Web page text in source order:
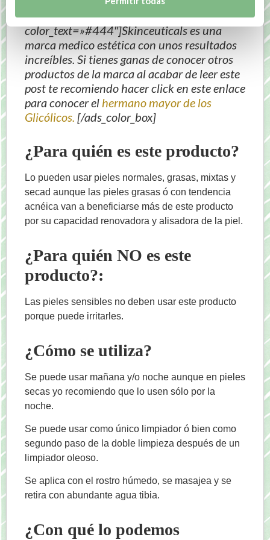
[ads_color_box color_background=»#eee»
color_text=»#444″]Skinceuticals es una
marca medico estética con unos resultados
increíbles. Si tienes ganas de conocer otros
productos de la marca al acabar de leer este
post te recomiendo hacer click en este enlace
para conocer el hermano mayor de los
Glicólicos. [/ads_color_box]
¿Para quién es este producto?
Lo pueden usar pieles normales, grasas, mixtas y
secad aunque las pieles grasas ó con tendencia
acnéica van a beneficiarse más de este producto
por su capacidad renovadora y alisadora de la piel.
¿Para quién NO es este
producto?:
Las pieles sensibles no deben usar este producto
porque puede irritarles.
¿Cómo se utiliza?
Se puede usar mañana y/o noche aunque en pieles
secas yo recomiendo que lo usen sólo por la
noche.
Se puede usar como único limpiador ó bien como
segundo paso de la doble limpieza después de un
limpiador oleoso.
Se aplica con el rostro húmedo, se masajea y se
retira con abundante agua tibia.
¿Con qué lo podemos